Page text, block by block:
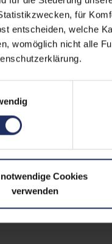
für
entscheiden, welche
womöglich nicht alle
Cookies
verwenden